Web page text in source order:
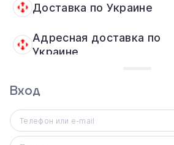
Доставка по Украине
Адресная доставка по
Украине
Обмен и возврат:
В
качества.
Вход
Телефон или e-mail